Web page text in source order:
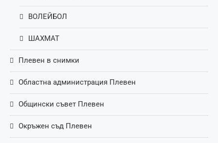
ВОЛЕЙБОЛ
ШАХМАТ
Плевен в снимки
Областна администрация Плевен
Общински съвет Плевен
Окръжен съд Плевен